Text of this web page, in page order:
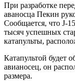
При разработке
аваносца Пекин
Сообщается, что J-
тысяч успешных
катапульты,
Катапультой будет
авианосец, он
размера.